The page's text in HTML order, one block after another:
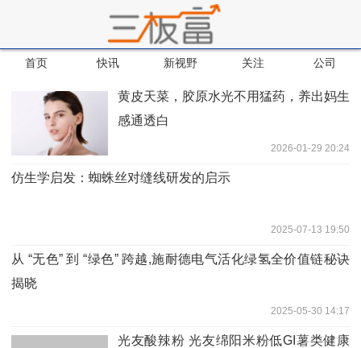
首页 快讯 新视野 关注 公司
黄皮天菜，胶原水光不用猛药，养出妈生
感通透白
2026-01-29 20:24
仿生学启发：蜘蛛丝对缝线研发的启示
2025-07-13 19:50
从 “无色” 到 “绿色” 跨越,施耐德电气活化绿氢全价值链秘诀
揭晓
2025-05-30 14:17
光友酸辣粉 光友绵阳米粉低GI薯类健康